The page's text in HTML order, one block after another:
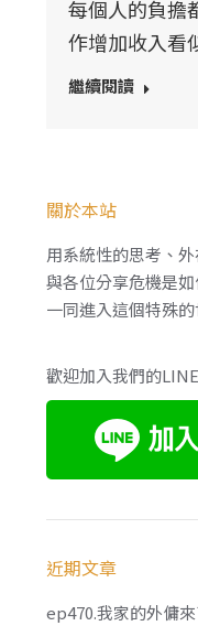
每個人的負擔
作增加收入看
繼續閱讀
關於本站
用系統性的思考、
與各位分享危機是
一同進入這個特殊的
歡迎加入我們的
近期文章
ep470.我家的外傭